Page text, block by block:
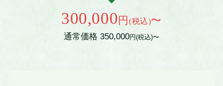
300,000円 (税込)〜
通常価格 350,000円(税込)〜